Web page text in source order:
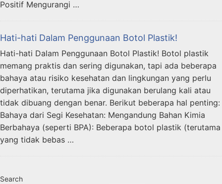
Positif Mengurangi …
Hati-hati Dalam Penggunaan Botol Plastik!
Hati-hati Dalam Penggunaan Botol Plastik! Botol plastik
memang praktis dan sering digunakan, tapi ada beberapa
bahaya atau risiko kesehatan dan lingkungan yang perlu
diperhatikan, terutama jika digunakan berulang kali atau
tidak dibuang dengan benar. Berikut beberapa hal penting:
Bahaya dari Segi Kesehatan: Mengandung Bahan Kimia
Berbahaya (seperti BPA): Beberapa botol plastik (terutama
yang tidak bebas …
Search